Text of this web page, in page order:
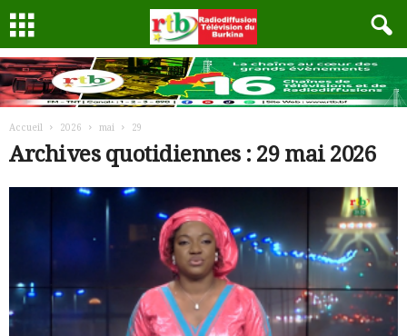
Accueil 2026 mai 29
Archives quotidiennes : 29 mai 2026